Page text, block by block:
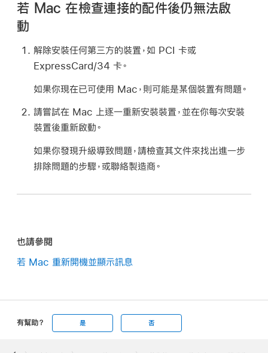
若 Mac 在檢查連接的配件後仍無法啟
動
解除安裝任何第三方的裝置，如 PCI 卡或
ExpressCard/34 卡。
如果你現在已可使用 Mac，則可能是某個裝置有問題。
請嘗試在 Mac 上逐一重新安裝裝置，並在你每次安裝
裝置後重新啟動。
如果你發現升級導致問題，請檢查其文件來找出進一步
排除問題的步驟，或聯絡製造商。
也請參閱
若 Mac 重新開機並顯示訊息
有幫助？ 是 否